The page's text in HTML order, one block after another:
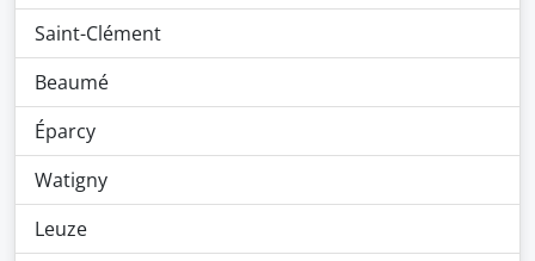
Saint-Clément
Beaumé
Éparcy
Watigny
Leuze